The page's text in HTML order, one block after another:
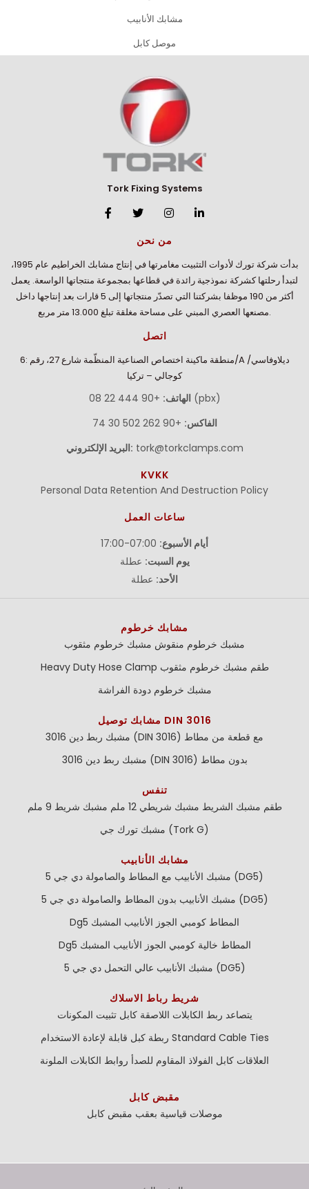
مشابك الأنابيب
موصل كابل
Tork Fixing Systems
من نحن
بدأت شركة تورك لأدوات التثبيت مغامرتها في إنتاج مشابك الخراطيم عام 1995،
لتبدأ رحلتها كشركة نموذجية رائدة في قطاعها بمجموعة منتجاتها الواسعة. يعمل
أكثر من 190 موظفا بشركتنا التي تصدّر منتجاتها إلى 5 قارات بعد إنتاجها داخل
مصنعها العصري المبني على مساحة مغلقة تبلغ 13.000 متر مربع.
اتصل
منطقة ماكينة اختصاص الصناعية المنظّمة شارع 27، رقم :6/A ديلاوفاسي/
كوجالي – تركيا
الهاتف: +90 444 22 08 (pbx)
الفاكس: +90 262 502 30 74
البريد الإلكتروني: tork@torkclamps.com
KVKK
Personal Data Retention And Destruction Policy
ساعات العمل
أيام الأسبوع:
يوم السبت: عطلة
الأحد: عطلة
مشابك خرطوم
مشبك خرطوم مثقوب مشبك خرطوم منقوش
Heavy Duty Hose Clamp طقم مشبك خرطوم مثقوب
مشبك خرطوم دودة الفراشة
مشابك توصيل DIN 3016
مشبك ربط دين 3016 (DIN 3016) مع قطعة من مطاط
مشبك ربط دين 3016 (DIN 3016) بدون مطاط
تنفس
مشبك شريط 9 ملم
مشبك شريطي 12 ملم طقم مشبك الشريط
مشبك تورك جي (Tork G)
مشابك الأنابيب
مشبك الأنابيب مع المطاط والصامولة دي جي 5 (DG5)
مشبك الأنابيب بدون المطاط والصامولة دي جي 5 (DG5)
Dg5 المطاط كومبي الجوز الأنابيب المشبك
Dg5 المطاط خالية كومبي الجوز الأنابيب المشبك
مشبك الأنابيب عالي التحمل دي جي 5 (DG5)
شريط رباط الاسلاك
كابل تثبيت المكونات يتصاعد ربط الكابلات اللاصقة
ربطة كبل قابلة لإعادة الاستخدام Standard Cable Ties
روابط الكابلات الملونة العلاقات كابل الفولاذ المقاوم للصدأ
مقبض كابل
مقبض كابل موصلات قياسية بعقب